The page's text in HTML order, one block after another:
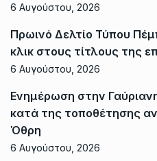
6 Αυγούστου, 2026
Πρωινό Δελτίο Τύπου
κλικ στους τίτλους της
6 Αυγούστου, 2026
Ενημέρωση στην
κατά της τοποθέτησης
Όθρη
6 Αυγούστου, 2026